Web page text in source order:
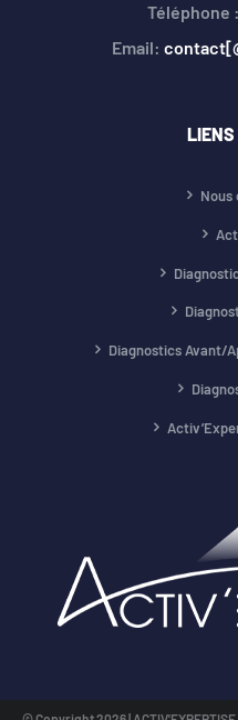
Téléphone :
Email:
LIENS
Nous
Diagnostics Avant/